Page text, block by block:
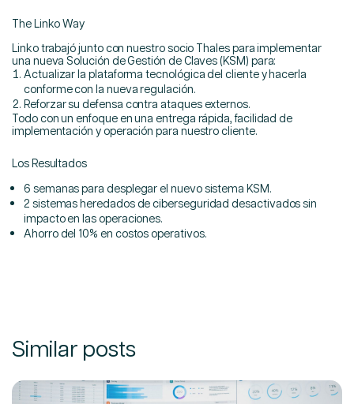
The Linko Way
Linko trabajó junto con nuestro socio Thales para implementar
una nueva Solución de Gestión de Claves (KSM) para:
Actualizar la plataforma tecnológica del cliente y hacerla
conforme con la nueva regulación.
Reforzar su defensa contra ataques externos.
Todo con un enfoque en una entrega rápida, facilidad de
implementación y operación para nuestro cliente.
Los Resultados
6 semanas para desplegar el nuevo sistema KSM.
2 sistemas heredados de ciberseguridad desactivados sin
impacto en las operaciones.
Ahorro del 10% en costos operativos.
Similar posts